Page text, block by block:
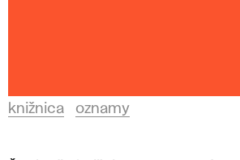
knižnica oznamy